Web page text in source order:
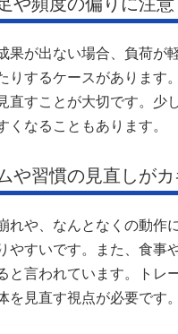
果が出ない場合、負荷が
りするケースがあります
直すことが大切です。少
くなることもあります。
や習慣の見直しが
れや、なんとなくの動作
やすいです。また、食事
と言われています。トレ
を見直す視点が必要です。